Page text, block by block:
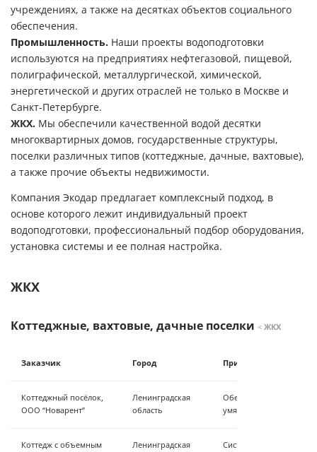
учреждениях, а также на десятках объектов социального
обеспечения.
Промышленность. Наши проекты водоподготовки
используются на предприятиях нефтегазовой, пищевой,
полиграфической, металлургической, химической,
энергетической и других отраслей не только в Москве и
Санкт-Петербурге.
ЖКХ. Мы обеспечили качественной водой десятки
многоквартирных домов, государственные структуры,
поселки различных типов (коттеджные, дачные, вахтовые),
а также прочие объекты недвижимости.
Компания Экодар предлагает комплексный подход, в
основе которого лежит индивидуальный проект
водоподготовки, профессиональный подбор оборудования,
установка системы и ее полная настройка.
ЖКХ
Коттеджные, вахтовые, дачные поселки < ЖКХ
Заказчик Город Примененные
Коттеджный посёлок,
ООО “Новарент”
Ленинградская
область
Обезжелезивание,
умягчение,
Коттедж с объемным
Ленинградская
Система